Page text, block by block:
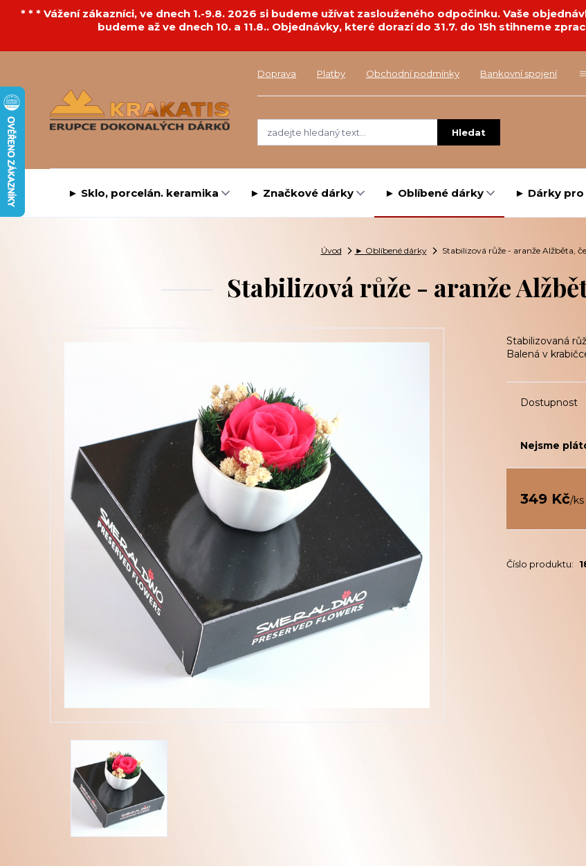
* * * Vážení zákazníci, ve dnech 1.-9.8. 2026 si budeme užívat zaslouženého odpočinku. Vaše
budeme až ve dnech 10. a 11.8.. Objednávky, které dorazí do 31.7. do 15h stihneme
Doprava Platby Obchodní podmínky Bankovní spojení
Hledat
► Sklo, porcelán. keramika ► Značkové dárky ► Oblíbené dárky ► Dárky pro
Úvod ► Oblíbené dárky Stabilizová růže - aranže Alžběta,
Stabilizová růže - aranže
Stabilizovaná
Balená v
Dostupnost
Nejsme
349 Kč/ks
Číslo produktu: